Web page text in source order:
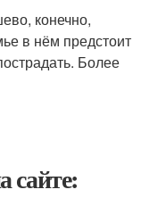
конечно,
в нём предстоит
Более
сайте: